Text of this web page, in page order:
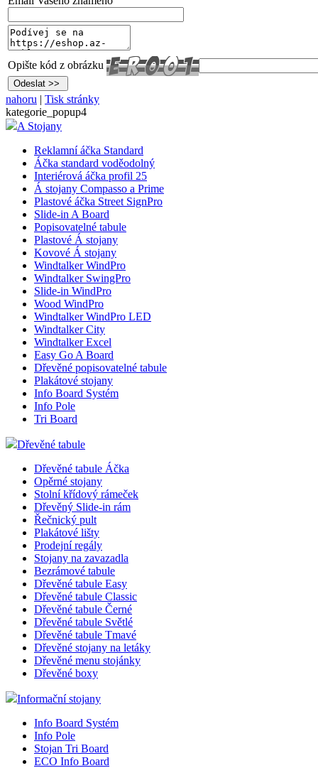
Opište kód z obrázku
nahoru | Tisk stránky
kategorie_popup4
A Stojany
Reklamní áčka Standard
Áčka standard voděodolný
Interiérová áčka profil 25
Á stojany Compasso a Prime
Plastové áčka Street SignPro
Slide-in A Board
Popisovatelné tabule
Plastové Á stojany
Kovové Á stojany
Windtalker WindPro
Windtalker SwingPro
Slide-in WindPro
Wood WindPro
Windtalker WindPro LED
Windtalker City
Windtalker Excel
Easy Go A Board
Dřevěné popisovatelné tabule
Plakátové stojany
Info Board Systém
Info Pole
Tri Board
Dřevěné tabule
Dřevěné tabule Áčka
Opěrné stojany
Stolní křídový rámeček
Dřevěný Slide-in rám
Řečnický pult
Plakátové lišty
Prodejní regály
Stojany na zavazadla
Bezrámové tabule
Dřevěné tabule Easy
Dřevěné tabule Classic
Dřevěné tabule Černé
Dřevěné tabule Světlé
Dřevěné tabule Tmavé
Dřevěné stojany na letáky
Dřevěné menu stojánky
Dřevěné boxy
Informační stojany
Info Board Systém
Info Pole
Stojan Tri Board
ECO Info Board